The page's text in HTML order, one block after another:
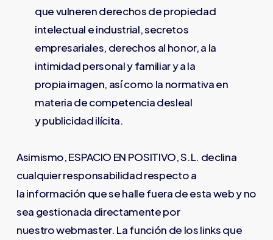
que vulneren derechos de propiedad
intelectual e industrial, secretos
empresariales, derechos al honor, a la
intimidad personal y familiar y a la
propia imagen, así como la normativa en
materia de competencia desleal
y publicidad ilícita.
Asimismo, ESPACIO EN POSITIVO, S.L. declina
cualquier responsabilidad respecto a
la información que se halle fuera de esta web y no
sea gestionada directamente por
nuestro webmaster. La función de los links que